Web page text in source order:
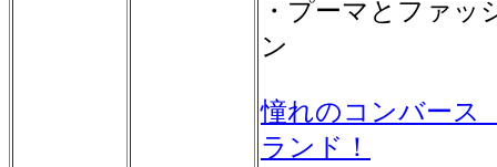
・プーマとファッ
ン
憧れのコンバー
ランド！